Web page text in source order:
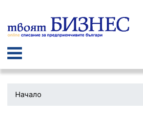
към
основното
Начало